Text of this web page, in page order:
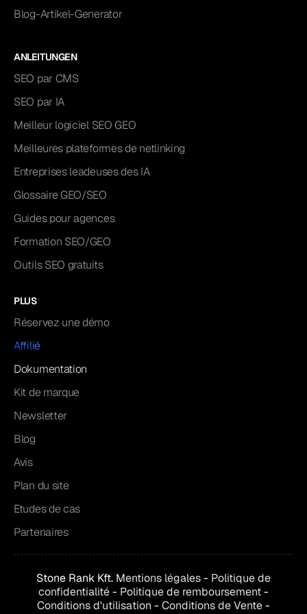
Blog-Artikel-Generator
ANLEITUNGEN
SEO par CMS
SEO par IA
Meilleur logiciel SEO GEO
Meilleures plateformes de netlinking
Entreprises leadeuses des IA
Glossaire GEO/SEO
Guides pour agences
Formation SEO/GEO
Outils SEO gratuits
PLUS
Réservez une démo
Affilié
Dokumentation
Kit de marque
Newsletter
Blog
Avis
Plan du site
Etudes de cas
Partenaires
Stone Rank Kft. Mentions légales- Politique de
confidentialité- Politique de remboursement-
Conditions d'utilisation - Conditions deVente-